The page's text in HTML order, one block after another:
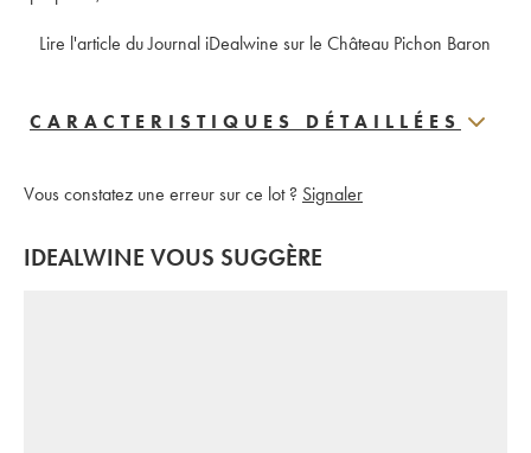
Lire l'article du Journal iDealwine sur le Château Pichon Baron
CARACTERISTIQUES DÉTAILLÉES
Vous constatez une erreur sur ce lot ? Signaler
IDEALWINE VOUS SUGGÈRE